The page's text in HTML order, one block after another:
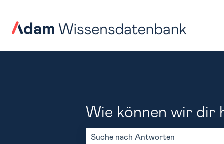
Wie können wir dir